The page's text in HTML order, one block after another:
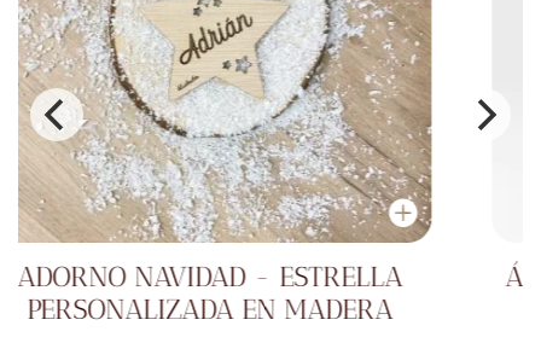
ÁRBOL DE NAVIDAD CON BASE DE
MADERA